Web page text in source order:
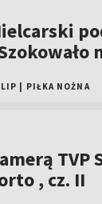
PIŁKA NOŻNA
TVP
, cz. II